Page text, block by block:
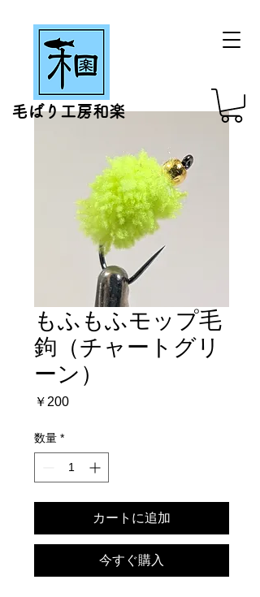
毛ばり工房和楽
もふもふモップ毛
鉤（チャートグリ
ーン）
￥200価
数量 *
カートに追加
今すぐ購入